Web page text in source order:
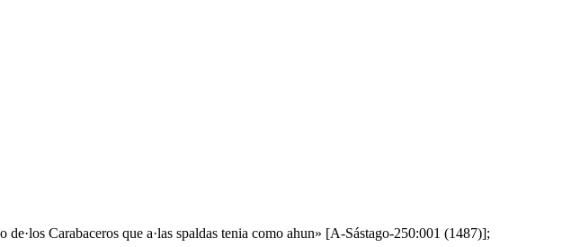
Carabaceros que a·las spaldas tenia como ahun» [A-Sástago-250:001 (1487)];